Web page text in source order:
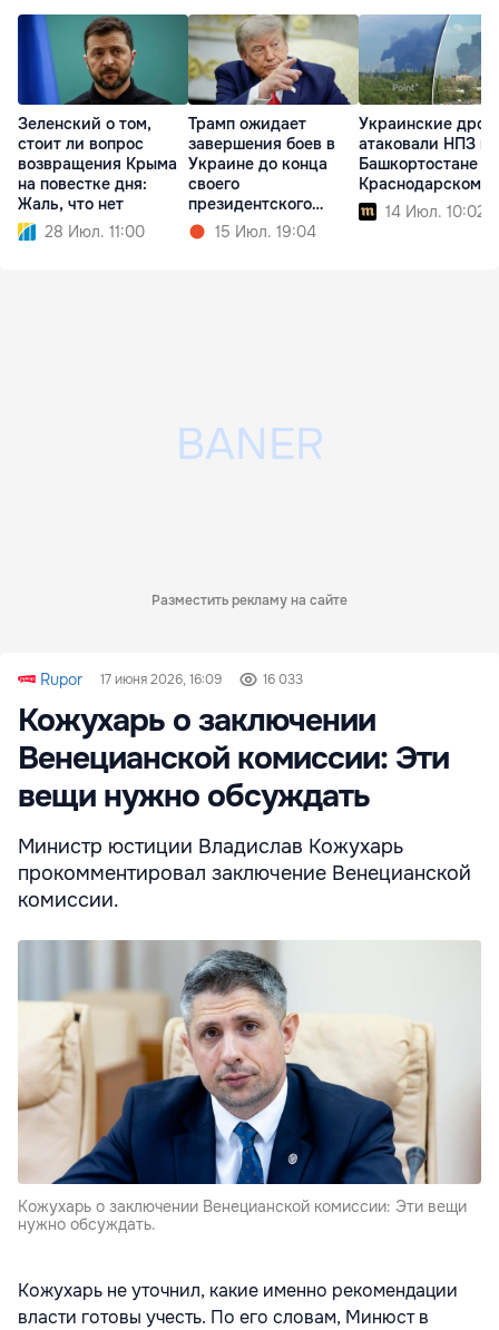
Зеленский о том,
стоит ли вопрос
возвращения Крыма
на повестке дня:
Жаль, что нет
28 Июл. 11:00
Трамп ожидает
завершения боев в
Украине до конца
своего
президентского
срока15 Июл. 19:04
Украинские
атаковали НПЗ в
Башкортостане и
Краснодарском
14 Июл. 10:02
Разместить рекламу на сайте
Rupor 17 июня 2026, 16:09 16 033
Кожухарь о заключении
Венецианской комиссии: Эти
вещи нужно обсуждать
Министр юстиции Владислав Кожухарь
прокомментировал заключение Венецианской
комиссии.
Кожухарь о заключении Венецианской комиссии: Эти вещи
нужно обсуждать.
Кожухарь не уточнил, какие именно рекомендации
власти готовы учесть. По его словам, Минюст в